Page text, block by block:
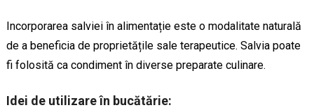
Incorporarea salviei în alimentație este o modalitate naturală
de a beneficia de proprietățile sale terapeutice. Salvia poate
fi folosită ca condiment în diverse preparate culinare.
Idei de utilizare în bucătărie: